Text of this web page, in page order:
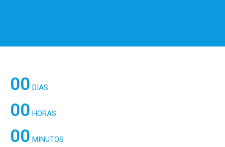
00 DIAS
00 HORAS
00 MINUTOS